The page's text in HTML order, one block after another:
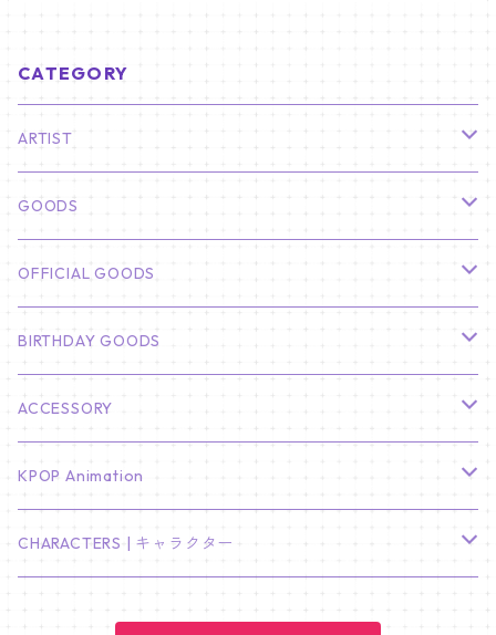
CATEGORY
ARTIST
俳優
CHA EUN WOO
HYUNBIN
BTS
JIN
J-HOPE
SEVENTEEN
S.COUPS
ジョンハン
Stray Kids
バンチャン
リノ
TXT
ヨンジュン
ENHYPEN
GOODS
カレンダー
壁掛けカレンダー
ミニ壁掛けカレンダー
フォトカードセット(60枚入り)
韓国語単語カード
プレミアム写真集
ステッカー&粘着メモ紙セット
OFFICIAL GOODS
LIGHT STICK
Light Stick Pouch
BT21
Stray Kids
MANIAC ENCORE
SKZOO
BIRTHDAY GOODS
01/01 WINTER
01/16 SEUNGKWAN
02/01 DOYOUNG
ACCESSORY
PIERCE
EARRING
KPOP Animation
KPop Demon Hunters
CHARACTERS | キャラクター